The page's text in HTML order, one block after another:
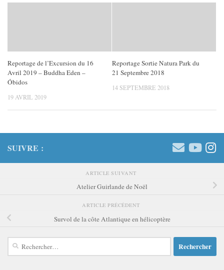
Reportage de l’Excursion du 16
Avril 2019 – Buddha Eden –
Óbidos
19 AVRIL 2019
Reportage Sortie Natura Park du
21 Septembre 2018
14 SEPTEMBRE 2018
SUIVRE :
ARTICLE SUIVANT
Atelier Guirlande de Noël
ARTICLE PRÉCÉDENT
Survol de la côte Atlantique en hélicoptère
Rechercher :